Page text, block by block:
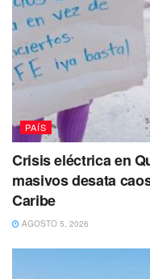
Zaldívar, quienes
anulaba el carácter
PAÍS
Crisis eléctrica en
masivos desata
Caribe
AGOSTO 5, 2026